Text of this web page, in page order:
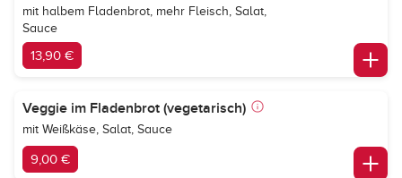
mit halbem Fladenbrot, mehr Fleisch, Salat,
Sauce
13,90 €
Veggie im Fladenbrot (vegetarisch)
mit Weißkäse, Salat, Sauce
9,00 €